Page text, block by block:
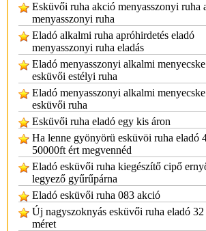
Esküvői ruha akció menyasszonyi ruha
menyasszonyi ruha
Eladó alkalmi ruha apróhirdetés eladó
menyasszonyi ruha eladás
Eladó menyasszonyi alkalmi menyecske
esküvői estélyi ruha
Eladó menyasszonyi alkalmi menyecske
esküvői ruha
Esküvői ruha eladó egy kis áron
Ha lenne gyönyörü esküvöi ruha eladó
50000ft ért megvennéd
Eladó esküvői ruha kiegészítő cipő
legyező gyűrűpárna
Eladó esküvői ruha 083 akció
Új nagyszoknyás esküvői ruha eladó
méret